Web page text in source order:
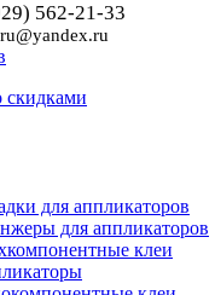
562-21-33
скидками
для аппликаторов
для аппликаторов
клеи